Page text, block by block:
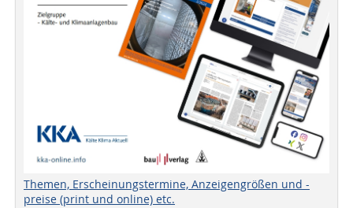
Themen, Erscheinungstermine, Anzeigengrößen und -
preise (print und online) etc.